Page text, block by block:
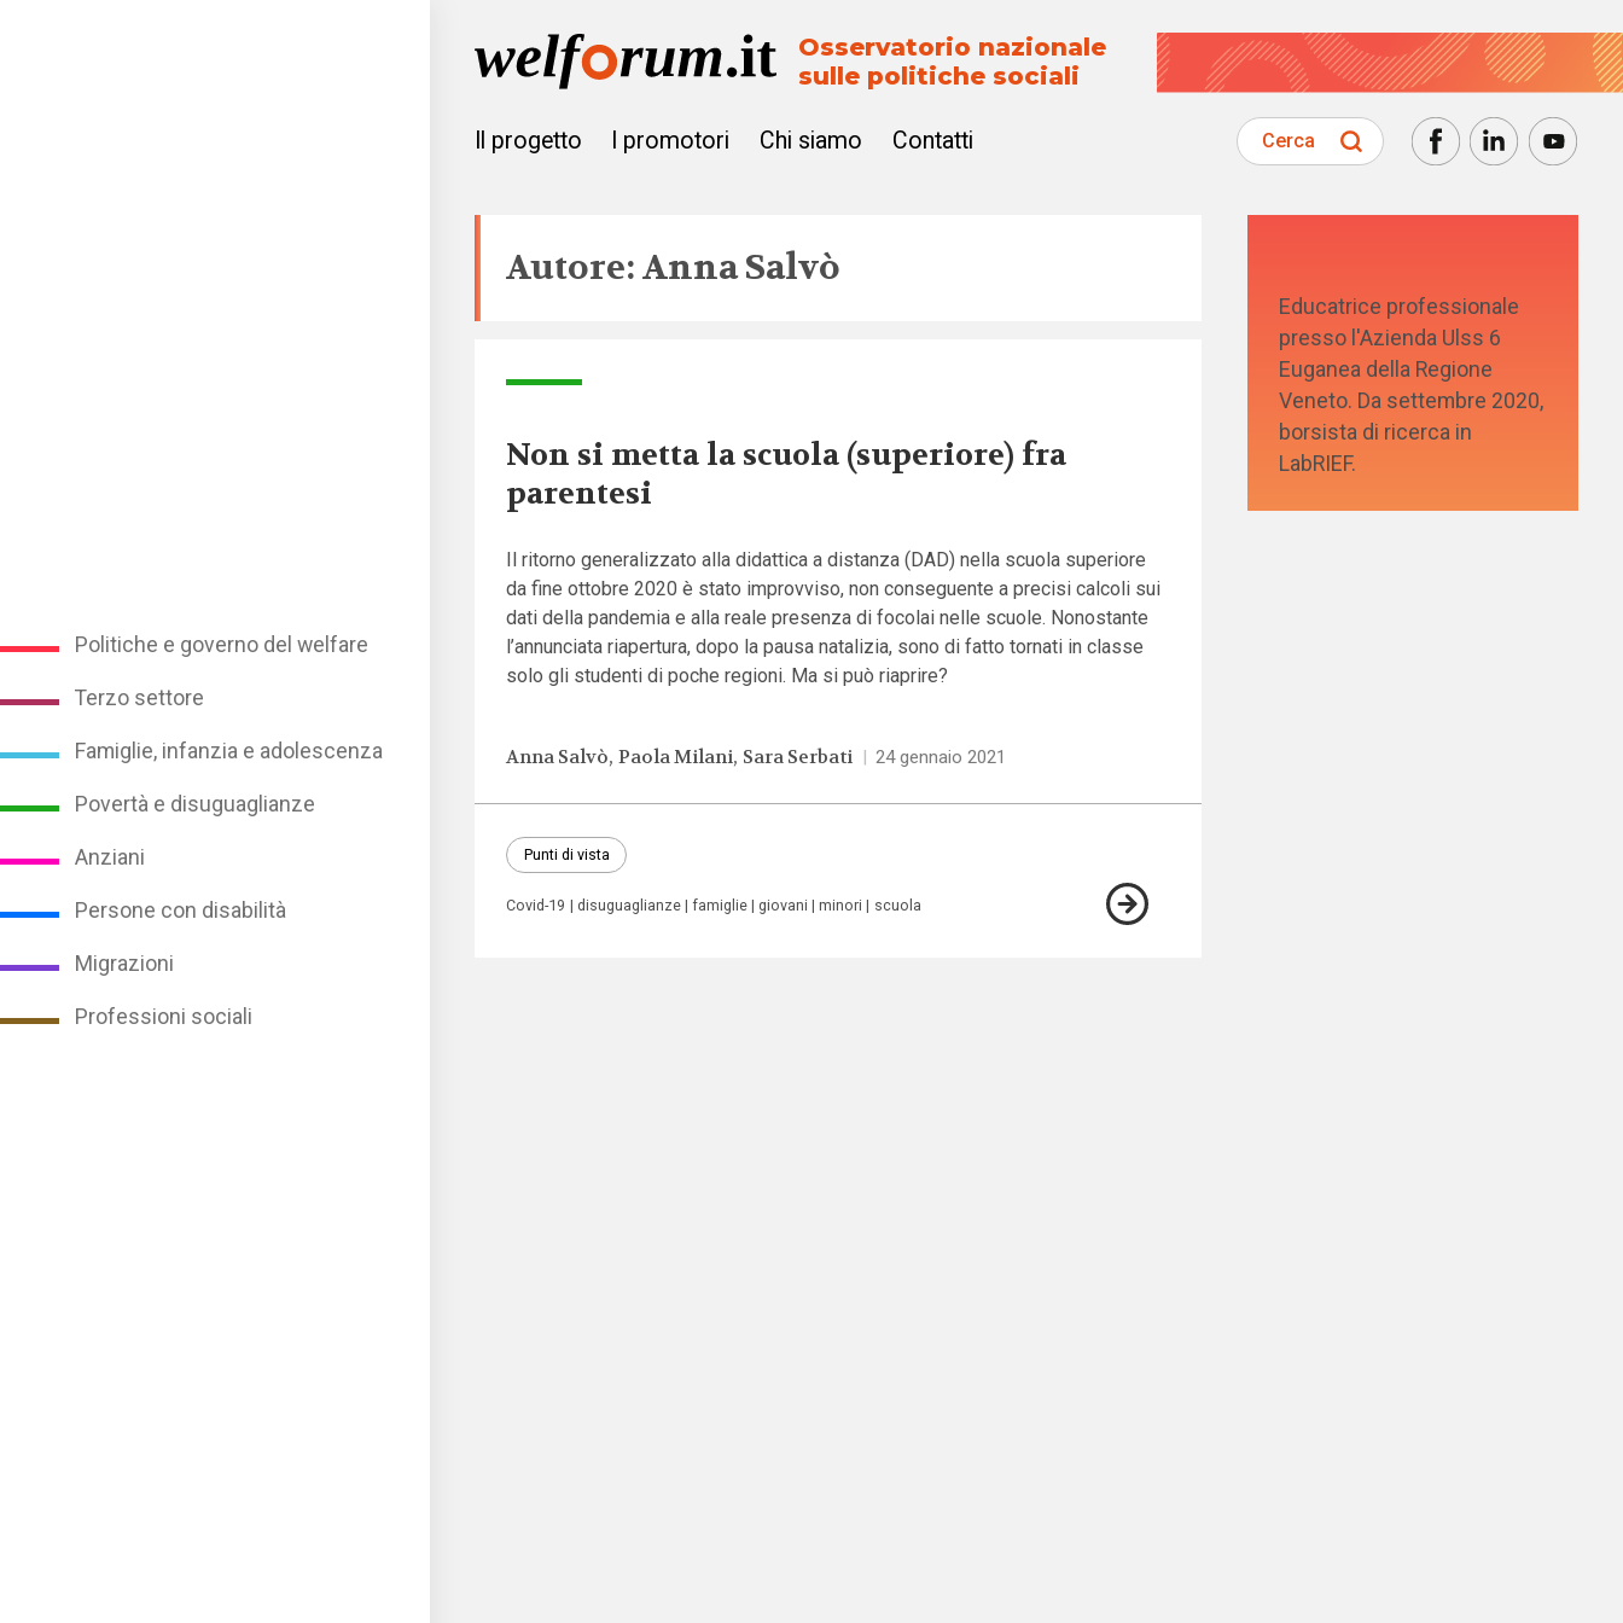
Politiche e governo del welfare
Terzo settore
Famiglie, infanzia e adolescenza
Povertà e disuguaglianze
Anziani
Persone con disabilità
Migrazioni
Professioni sociali
Osservatorio nazionale
sulle politiche sociali
Il progetto I promotori Chi siamo Contatti Cerca
Autore: Anna Salvò
Non si metta la scuola (superiore) fra
parentesi
Il ritorno generalizzato alla didattica a distanza (DAD) nella scuola superiore
da fine ottobre 2020 è stato improvviso, non conseguente a precisi calcoli sui
dati della pandemia e alla reale presenza di focolai nelle scuole. Nonostante
l’annunciata riapertura, dopo la pausa natalizia, sono di fatto tornati in classe
solo gli studenti di poche regioni. Ma si può riaprire?
Anna Salvò Paola Milani Sara Serbati | 24 gennaio 2021
Punti di vista
Covid-19 disuguaglianze famiglie giovani minori scuola
Educatrice professionale
presso l'Azienda Ulss 6
Euganea della Regione
Veneto. Da settembre 2020,
borsista di ricerca in
LabRIEF.